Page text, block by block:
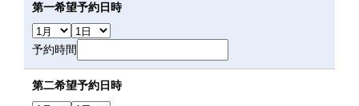
第一希望予約日時
予約時間
第二希望予約日時